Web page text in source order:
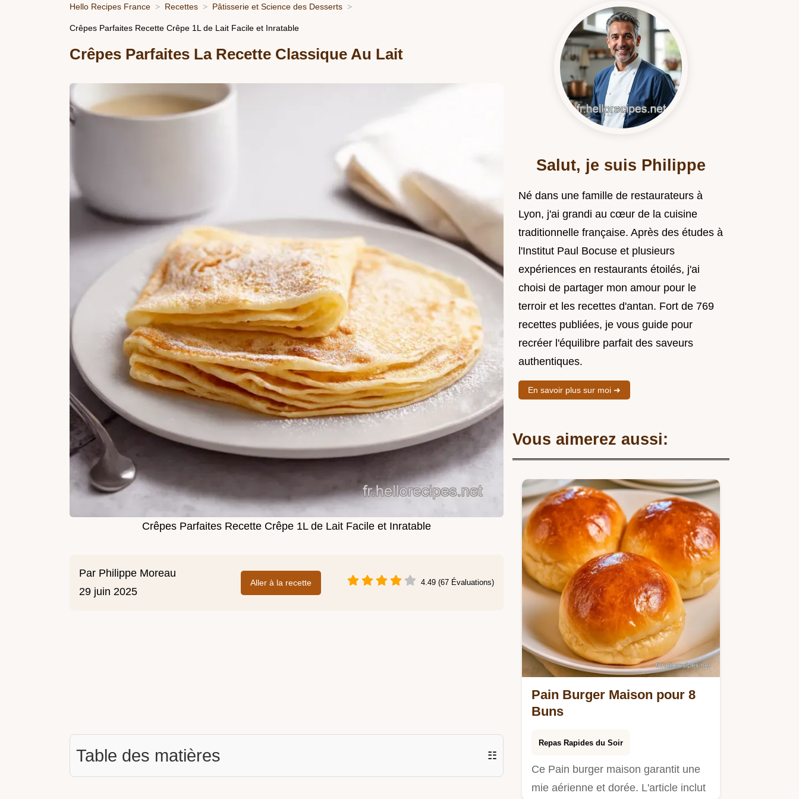
Hello Recipes France Recettes Pâtisserie et Science des Desserts
Crêpes Parfaites Recette Crêpe 1L de Lait Facile et Inratable
Crêpes Parfaites La Recette Classique Au Lait
Crêpes Parfaites Recette Crêpe 1L de Lait Facile et Inratable
Par Philippe Moreau
29 juin 2025
Aller à la recette 4.49 (67 Évaluations)
Table des matières ☷
Salut, je suis Philippe
Né dans une famille de restaurateurs à
Lyon, j'ai grandi au cœur de la cuisine
traditionnelle française. Après des études à
l'Institut Paul Bocuse et plusieurs
expériences en restaurants étoilés, j'ai
choisi de partager mon amour pour le
terroir et les recettes d'antan. Fort de 769
recettes publiées, je vous guide pour
recréer l'équilibre parfait des saveurs
authentiques.
En savoir plus sur moi ➜
Vous aimerez aussi:
Pain Burger Maison pour 8
Buns
Repas Rapides du Soir
Ce Pain burger maison garantit une
mie aérienne et dorée. L'article inclut